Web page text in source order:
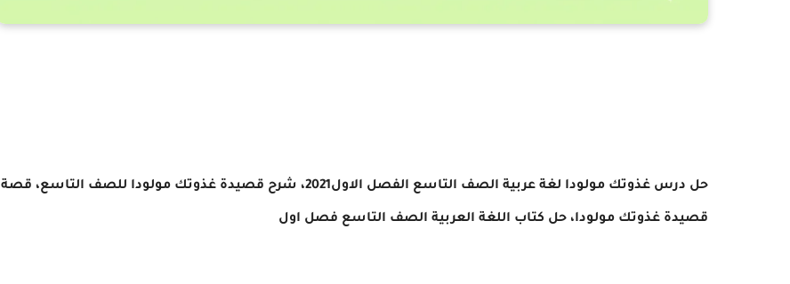
حل درس غذوتك مولودا لغة عربية الصف التاسع الفصل الاول2021، شرح قصيدة غذوتك مولودا للصف التاسع، قصة
قصيدة غذوتك مولودا، حل كتاب اللغة العربية الصف التاسع فصل اول